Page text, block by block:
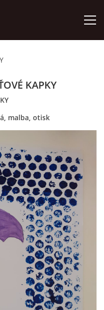
RVP PV 2025
KAPKY
malba, otisk